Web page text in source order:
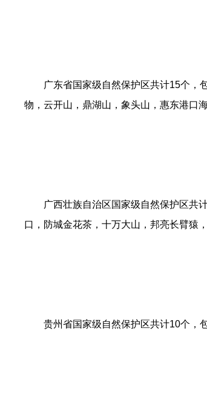
广东省国家级自然保护区共计15个，
物，云开山，鼎湖山，象头山，惠东港口
广西壮族自治区国家级自然保护区共
口，防城金花茶，十万大山，邦亮长臂猿
贵州省国家级自然保护区共计10个，